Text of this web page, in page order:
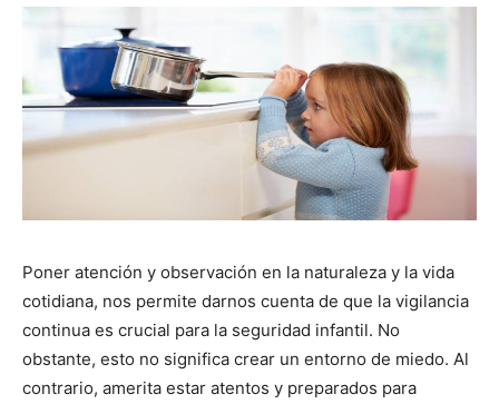
Poner atención y observación en la naturaleza y la vida
cotidiana, nos permite darnos cuenta de que la vigilancia
continua es crucial para la seguridad infantil. No
obstante, esto no significa crear un entorno de miedo. Al
contrario, amerita estar atentos y preparados para